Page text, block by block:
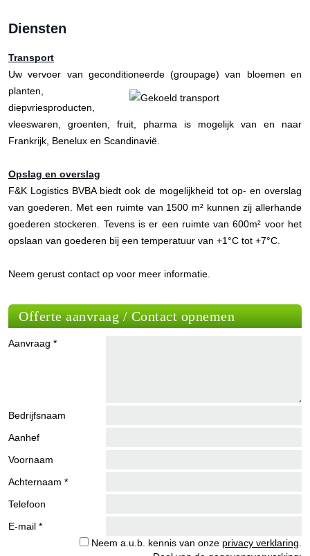
Diensten
Transport
Uw vervoer van geconditioneerde (groupage) van bloemen en
planten,
diepvriesproducten,
vleeswaren, groenten, fruit, pharma is mogelijk van en naar
Frankrijk, Benelux en Scandinavië.
Opslag en overslag
F&K Logistics BVBA biedt ook de mogelijkheid tot op- en overslag
van goederen. Met een ruimte van 1500 m² kunnen zij allerhande
goederen stockeren. Tevens is er een ruimte van 600m² voor het
opslaan van goederen bij een temperatuur van +1°C tot +7°C.
Neem gerust contact op voor meer informatie.
Offerte aanvraag / Contact opnemen
Aanvraag *
Bedrijfsnaam
Aanhef
Voornaam
Achternaam *
Telefoon
E-mail *
Neem a.u.b. kennis van onze privacy verklaring